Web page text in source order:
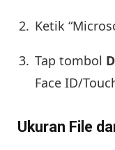
Ketik
Tap tombol
Face ID/
Ukuran File